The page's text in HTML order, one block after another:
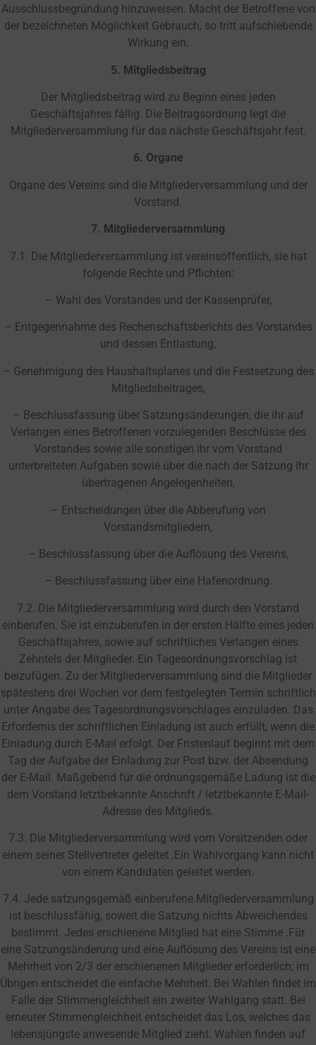
Ausschlussbegründung hinzuweisen. Macht der Betroffene von
der bezeichneten Möglichkeit Gebrauch, so tritt aufschiebende
Wirkung ein.
5. Mitgliedsbeitrag
Der Mitgliedsbeitrag wird zu Beginn eines jeden
Geschäftsjahres fällig. Die Beitragsordnung legt die
Mitgliederversammlung für das nächste Geschäftsjahr fest.
6. Organe
Organe des Vereins sind die Mitgliederversammlung und der
Vorstand.
7. Mitgliederversammlung
7.1. Die Mitgliederversammlung ist vereinsöffentlich, sie hat
folgende Rechte und Pflichten:
– Wahl des Vorstandes und der Kassenprüfer,
– Entgegennahme des Rechenschaftsberichts des Vorstandes
und dessen Entlastung,
– Genehmigung des Haushaltsplanes und die Festsetzung des
Mitgliedsbeitrages,
– Beschlussfassung über Satzungsänderungen, die ihr auf
Verlangen eines Betroffenen vorzulegenden Beschlüsse des
Vorstandes sowie alle sonstigen ihr vom Vorstand
unterbreiteten Aufgaben sowie über die nach der Satzung ihr
übertragenen Angelegenheiten,
– Entscheidungen über die Abberufung von
Vorstandsmitgliedern,
– Beschlussfassung über die Auflösung des Vereins,
– Beschlussfassung über eine Hafenordnung.
7.2. Die Mitgliederversammlung wird durch den Vorstand
einberufen. Sie ist einzuberufen in der ersten Hälfte eines jeden
Geschäftsjahres, sowie auf schriftliches Verlangen eines
Zehntels der Mitglieder. Ein Tagesordnungsvorschlag ist
beizufügen. Zu der Mitgliederversammlung sind die Mitglieder
spätestens drei Wochen vor dem festgelegten Termin schriftlich
unter Angabe des Tagesordnungsvorschlages einzuladen. Das
Erfordernis der schriftlichen Einladung ist auch erfüllt, wenn die
Einladung durch E-Mail erfolgt. Der Fristenlauf beginnt mit dem
Tag der Aufgabe der Einladung zur Post bzw. der Absendung
der E-Mail. Maßgebend für die ordnungsgemäße Ladung ist die
dem Vorstand letztbekannte Anschrift / letztbekannte E-Mail-
Adresse des Mitglieds.
7.3. Die Mitgliederversammlung wird vom Vorsitzenden oder
einem seiner Stellvertreter geleitet .Ein Wahlvorgang kann nicht
von einem Kandidaten geleitet werden.
7.4. Jede satzungsgemäß einberufene Mitgliederversammlung
ist beschlussfähig, soweit die Satzung nichts Abweichendes
bestimmt. Jedes erschienene Mitglied hat eine Stimme .Für
eine Satzungsänderung und eine Auflösung des Vereins ist eine
Mehrheit von 2/3 der erschienenen Mitglieder erforderlich; im
Übrigen entscheidet die einfache Mehrheit. Bei Wahlen findet im
Falle der Stimmengleichheit ein zweiter Wahlgang statt. Bei
erneuter Stimmengleichheit entscheidet das Los, welches das
lebensjüngste anwesende Mitglied zieht. Wahlen finden auf